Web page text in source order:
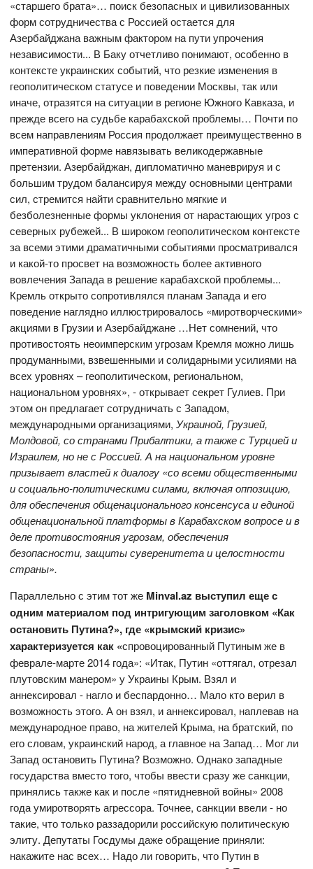
«старшего брата»… поиск безопасных и цивилизованных
форм сотрудничества с Россией остается для
Азербайджана важным фактором на пути упрочения
независимости... В Баку отчетливо понимают, особенно в
контексте украинских событий, что резкие изменения в
геополитическом статусе и поведении Москвы, так или
иначе, отразятся на ситуации в регионе Южного Кавказа, и
прежде всего на судьбе карабахской проблемы… Почти по
всем направлениям Россия продолжает преимущественно в
императивной форме навязывать великодержавные
претензии. Азербайджан, дипломатично маневрируя и с
большим трудом балансируя между основными центрами
сил, стремится найти сравнительно мягкие и
безболезненные формы уклонения от нарастающих угроз с
северных рубежей... В широком геополитическом контексте
за всеми этими драматичными событиями просматривался
и какой-то просвет на возможность более активного
вовлечения Запада в решение карабахской проблемы...
Кремль открыто сопротивлялся планам Запада и его
поведение наглядно иллюстрировалось «миротворческими»
акциями в Грузии и Азербайджане …Нет сомнений, что
противостоять неоимперским угрозам Кремля можно лишь
продуманными, взвешенными и солидарными усилиями на
всех уровнях – геополитическом, региональном,
национальном уровнях», - открывает секрет Гулиев. При
этом он предлагает сотрудничать с Западом,
международными организациями,Украиной, Грузией,
Молдовой, со странами Прибалтики, а также с Турцией и
Израилем, но не с Россией. А на национальном уровне
призывает властей к диалогу «со всеми общественными
и социально-политическими силами, включая оппозицию,
для обеспечения общенационального консенсуса и единой
общенациональной платформы в Карабахском вопросе и в
деле противостояния угрозам, обеспечения
безопасности, защиты суверенитета и целостности
страны».
Параллельно с этим тот же Minval.az выступил еще с
одним материалом под интригующим заголовком «Как
остановить Путина?», где «крымский кризис»
характеризуется как «спровоцированный Путиным же в
феврале-марте 2014 года»: «Итак, Путин «оттягал, отрезал
плутовским манером» у Украины Крым. Взял и
аннексировал - нагло и беспардонно… Мало кто верил в
возможность этого. А он взял, и аннексировал, наплевав на
международное право, на жителей Крыма, на братский, по
его словам, украинский народ, а главное на Запад… Мог ли
Запад остановить Путина? Возможно. Однако западные
государства вместо того, чтобы ввести сразу же санкции,
принялись также как и после «пятидневной войны» 2008
года умиротворять агрессора. Точнее, санкции ввели - но
такие, что только раззадорили российскую политическую
элиту. Депутаты Госдумы даже обращение приняли:
накажите нас всех… Надо ли говорить, что Путин в